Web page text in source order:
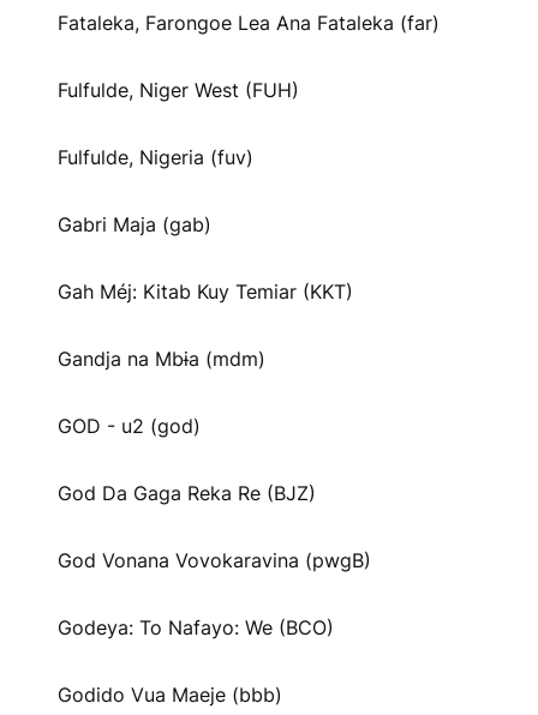
Fataleka, Farongoe Lea Ana Fataleka (far)
Fulfulde, Niger West (FUH)
Fulfulde, Nigeria (fuv)
Gabri Maja (gab)
Gah Méj: Kitab Kuy Temiar (KKT)
Gandja na Mbɨa (mdm)
GOD - u2 (god)
God Da Gaga Reka Re (BJZ)
God Vonana Vovokaravina (pwgB)
Godeya: To Nafayo: We (BCO)
Godido Vua Maeje (bbb)